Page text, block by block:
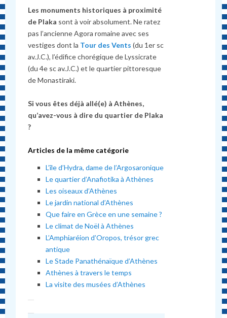
Les monuments historiques à proximité
de Plaka sont à voir absolument. Ne ratez
pas l’ancienne Agora romaine avec ses
vestiges dont la Tour des Vents (du 1er sc
av.J.C.), l’édifice chorégique de Lyssicrate
(du 4e sc av.J.C.) et le quartier pittoresque
de Monastiraki.
Si vous êtes déjà allé(e) à Athènes,
qu’avez-vous à dire du quartier de Plaka
?
Articles de la même catégorie
L’île d’Hydra, dame de l’Argosaronique
Le quartier d’Anafiotika à Athènes
Les oiseaux d’Athènes
Le jardin national d’Athènes
Que faire en Grèce en une semaine ?
Le climat de Noël à Athènes
L’Amphiaréion d’Oropos, trésor grec
antique
Le Stade Panathénaïque d’Athènes
Athènes à travers le temps
La visite des musées d’Athènes